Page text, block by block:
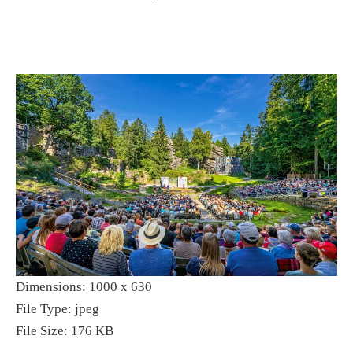
Dimensions: 1000 x 630
File Type: jpeg
File Size: 176 KB